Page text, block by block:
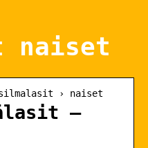
naiset
› naiset
–